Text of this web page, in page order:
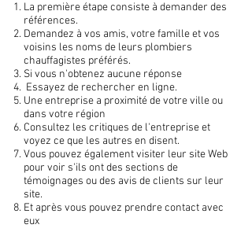
La première étape consiste à demander des
références.
Demandez à vos amis, votre famille et vos
voisins les noms de leurs plombiers
chauffagistes préférés.
Si vous n'obtenez aucune réponse
Essayez de rechercher en ligne.
Une entreprise a proximité de votre ville ou
dans votre région
Consultez les critiques de l'entreprise et
voyez ce que les autres en disent.
Vous pouvez également visiter leur site Web
pour voir s'ils ont des sections de
témoignages ou des avis de clients sur leur
site.
Et après vous pouvez prendre contact avec
eux